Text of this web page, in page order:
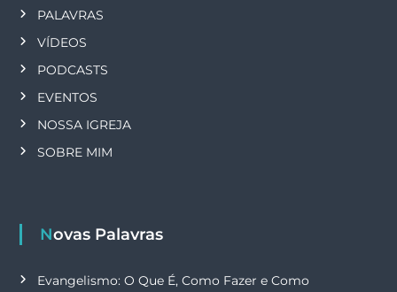
PALAVRAS
VÍDEOS
PODCASTS
EVENTOS
NOSSA IGREJA
SOBRE MIM
Novas Palavras
Evangelismo: O Que É, Como Fazer e Como